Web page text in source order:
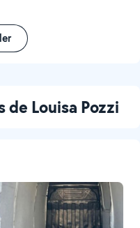
Louisa Pozzi